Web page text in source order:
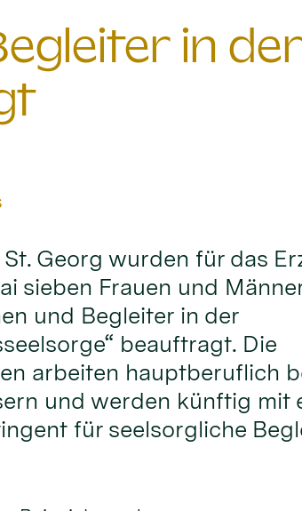
in der
Georg wurden für das
sieben Frauen und
und Begleiter in der
beauftragt. Die
arbeiten hauptberuflich
und werden künftig mit
für seelsorgliche